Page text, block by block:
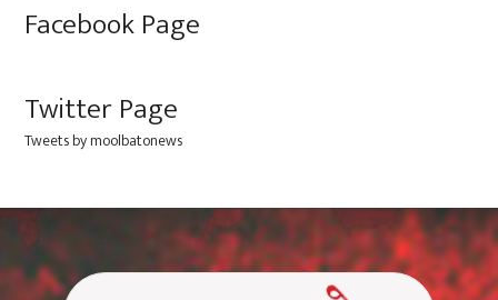
Facebook Page
Twitter Page
Tweets by moolbatonews